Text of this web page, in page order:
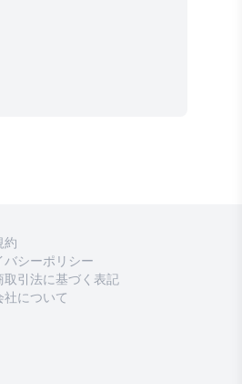
約
バシーポリシー
取引法に基づく表記
社について